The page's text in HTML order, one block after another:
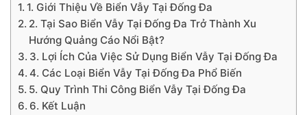
1. Giới Thiệu Về Biển Vẫy Tại Đống Đa
2. Tại Sao Biển Vẫy Tại Đống Đa Trở Thành Xu
Hướng Quảng Cáo Nổi Bật?
3. Lợi Ích Của Việc Sử Dụng Biển Vẫy Tại Đống Đa
4. Các Loại Biển Vẫy Tại Đống Đa Phổ Biến
5. Quy Trình Thi Công Biển Vẫy Tại Đống Đa
6. Kết Luận